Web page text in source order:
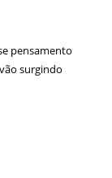
pensamento
surgindo